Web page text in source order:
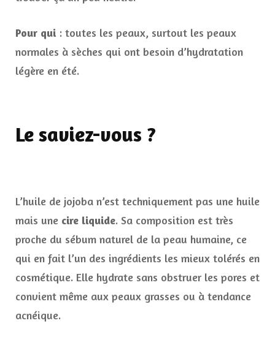
Pour qui : toutes les peaux, surtout les peaux
normales à sèches qui ont besoin d’hydratation
légère en été.
Le saviez-vous ?
L’huile de jojoba n’est techniquement pas une huile
mais une cire liquide. Sa composition est très
proche du sébum naturel de la peau humaine, ce
qui en fait l’un des ingrédients les mieux tolérés en
cosmétique. Elle hydrate sans obstruer les pores et
convient même aux peaux grasses ou à tendance
acnéique.